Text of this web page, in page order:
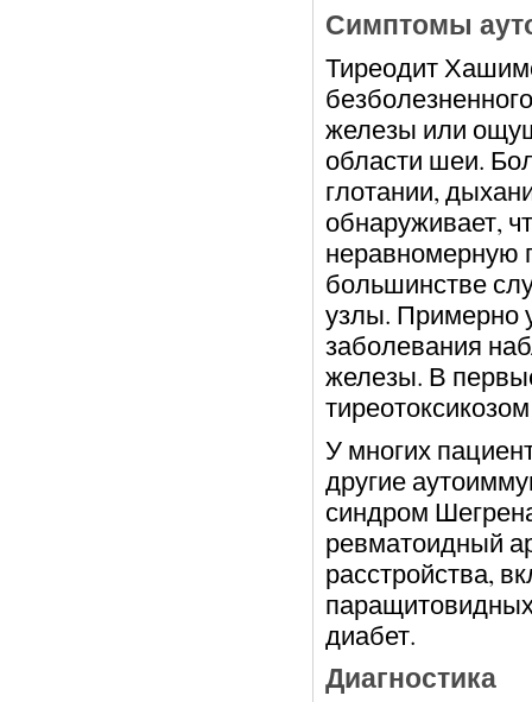
Симптомы
Тиреодит
железы или
области шеи.
глотании,
обнаруживает,
неравномерную
большинстве
узлы. Примерно
заболевания
железы. В
У многих
другие
синдром
ревматоидный
расстройства,
диабет.
Диагностика